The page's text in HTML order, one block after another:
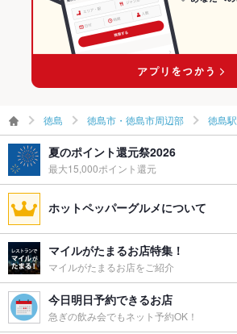
徳島 徳島市・徳島市周辺部 徳島駅
夏のポイント還元祭2026
最大15,000ポイント還元
ホットペッパーグルメについて
マイルがたまるお店特集！
マイルがたまるお店をご紹介
今日明日予約できるお店
急ぎの飲み会でもネット予約OK！